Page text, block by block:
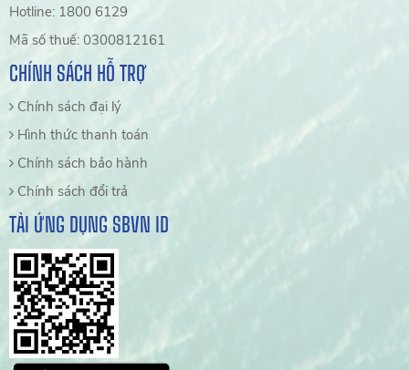
Hotline: 1800 6129
Mã số thuế: 0300812161
CHÍNH SÁCH HỖ TRỢ
Chính sách đại lý
Hình thức thanh toán
Chính sách bảo hành
Chính sách đổi trả
TẢI ỨNG DỤNG SBVN ID